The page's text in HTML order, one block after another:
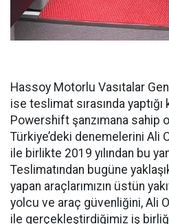
Hassoy Motorlu Vasıtalar
ise teslimat sırasında yaptığı
Powershift şanzımana sahip
Türkiye’deki denemelerini Ali
ile birlikte 2019 yılından bu
Teslimatından bugüne
yapan araçlarımızın üstün
yolcu ve araç güvenliğini, Ali
ile gerçekleştirdiğimiz iş